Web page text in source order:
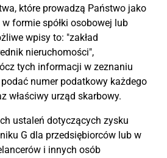
które prowadzą Państwo jako
formie spółki osobowej lub
wpisy to: "zakład
nieruchomości",
tych informacji w zeznaniu
numer podatkowy każdego
właściwy urząd skarbowy.
ustaleń dotyczących zysku
G dla przedsiębiorców lub w
i innych osób